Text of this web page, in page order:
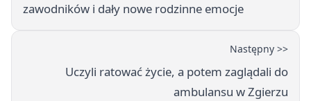
zawodników i dały nowe rodzinne emocje
Następny >>
Uczyli ratować życie, a potem zaglądali do
ambulansu w Zgierzu